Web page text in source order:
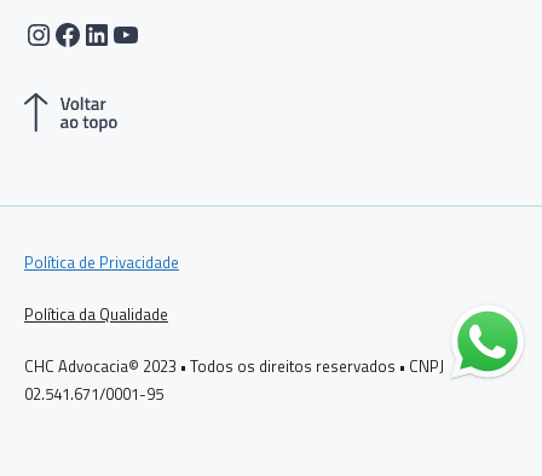
Instagram
Facebook
LinkedIn
Youtube
Política de Privacidade
Política da Qualidade
CHC Advocacia© 2023 • Todos os direitos reservados • CNPJ
02.541.671/0001-95